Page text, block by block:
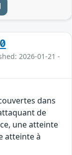
2026-01-21 -
dans
de
une atteinte
atteinte à